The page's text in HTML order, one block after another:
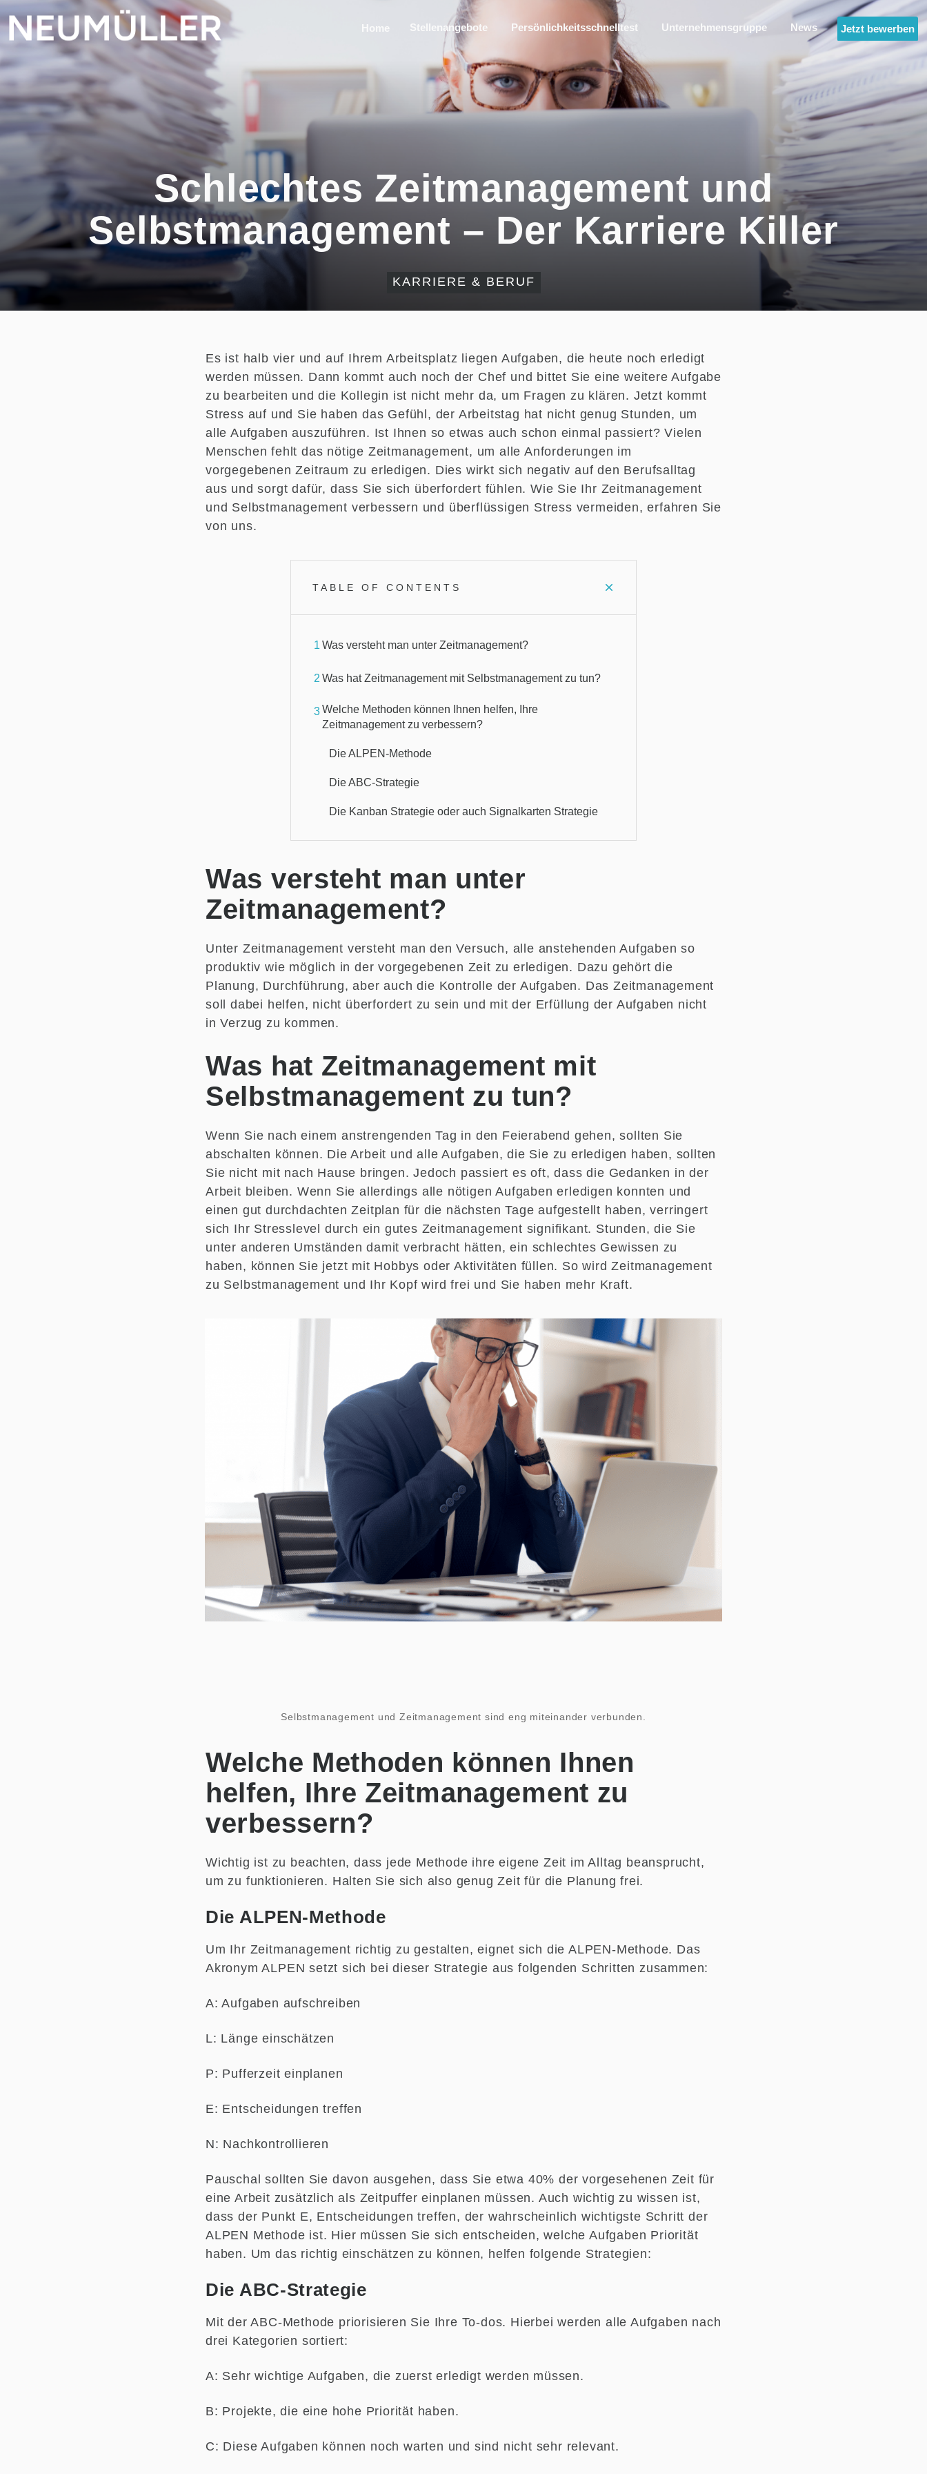
Home Stellenangebote Persönlichkeitsschnelltest Unternehmensgruppe News Jetzt bewerben
Schlechtes Zeitmanagement und
Selbstmanagement – Der Karriere Killer
KARRIERE & BERUF
Es ist halb vier und auf Ihrem Arbeitsplatz liegen Aufgaben, die heute noch erledigt
werden müssen. Dann kommt auch noch der Chef und bittet Sie eine weitere Aufgabe
zu bearbeiten und die Kollegin ist nicht mehr da, um Fragen zu klären. Jetzt kommt
Stress auf und Sie haben das Gefühl, der Arbeitstag hat nicht genug Stunden, um
alle Aufgaben auszuführen. Ist Ihnen so etwas auch schon einmal passiert? Vielen
Menschen fehlt das nötige Zeitmanagement, um alle Anforderungen im
vorgegebenen Zeitraum zu erledigen. Dies wirkt sich negativ auf den Berufsalltag
aus und sorgt dafür, dass Sie sich überfordert fühlen. Wie Sie Ihr Zeitmanagement
und Selbstmanagement verbessern und überflüssigen Stress vermeiden, erfahren Sie
von uns.
TABLE OF CONTENTS
1 Was versteht man unter Zeitmanagement?
2 Was hat Zeitmanagement mit Selbstmanagement zu tun?
3Welche Methoden können Ihnen helfen, Ihre
Zeitmanagement zu verbessern?
Die ALPEN-Methode
Die ABC-Strategie
Die Kanban Strategie oder auch Signalkarten Strategie
Was versteht man unter
Zeitmanagement?
Unter Zeitmanagement versteht man den Versuch, alle anstehenden Aufgaben so
produktiv wie möglich in der vorgegebenen Zeit zu erledigen. Dazu gehört die
Planung, Durchführung, aber auch die Kontrolle der Aufgaben. Das Zeitmanagement
soll dabei helfen, nicht überfordert zu sein und mit der Erfüllung der Aufgaben nicht
in Verzug zu kommen.
Was hat Zeitmanagement mit
Selbstmanagement zu tun?
Wenn Sie nach einem anstrengenden Tag in den Feierabend gehen, sollten Sie
abschalten können. Die Arbeit und alle Aufgaben, die Sie zu erledigen haben, sollten
Sie nicht mit nach Hause bringen. Jedoch passiert es oft, dass die Gedanken in der
Arbeit bleiben. Wenn Sie allerdings alle nötigen Aufgaben erledigen konnten und
einen gut durchdachten Zeitplan für die nächsten Tage aufgestellt haben, verringert
sich Ihr Stresslevel durch ein gutes Zeitmanagement signifikant. Stunden, die Sie
unter anderen Umständen damit verbracht hätten, ein schlechtes Gewissen zu
haben, können Sie jetzt mit Hobbys oder Aktivitäten füllen. So wird Zeitmanagement
zu Selbstmanagement und Ihr Kopf wird frei und Sie haben mehr Kraft.
Selbstmanagement und Zeitmanagement sind eng miteinander verbunden.
Welche Methoden können Ihnen
helfen, Ihre Zeitmanagement zu
verbessern?
Wichtig ist zu beachten, dass jede Methode ihre eigene Zeit im Alltag beansprucht,
um zu funktionieren. Halten Sie sich also genug Zeit für die Planung frei.
Die ALPEN-Methode
Um Ihr Zeitmanagement richtig zu gestalten, eignet sich die ALPEN-Methode. Das
Akronym ALPEN setzt sich bei dieser Strategie aus folgenden Schritten zusammen:
A: Aufgaben aufschreiben
L: Länge einschätzen
P: Pufferzeit einplanen
E: Entscheidungen treffen
N: Nachkontrollieren
Pauschal sollten Sie davon ausgehen, dass Sie etwa 40% der vorgesehenen Zeit für
eine Arbeit zusätzlich als Zeitpuffer einplanen müssen. Auch wichtig zu wissen ist,
dass der Punkt E, Entscheidungen treffen, der wahrscheinlich wichtigste Schritt der
ALPEN Methode ist. Hier müssen Sie sich entscheiden, welche Aufgaben Priorität
haben. Um das richtig einschätzen zu können, helfen folgende Strategien:
Die ABC-Strategie
Mit der ABC-Methode priorisieren Sie Ihre To-dos. Hierbei werden alle Aufgaben nach
drei Kategorien sortiert:
A: Sehr wichtige Aufgaben, die zuerst erledigt werden müssen.
B: Projekte, die eine hohe Priorität haben.
C: Diese Aufgaben können noch warten und sind nicht sehr relevant.